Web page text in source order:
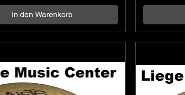
In den Warenkorb